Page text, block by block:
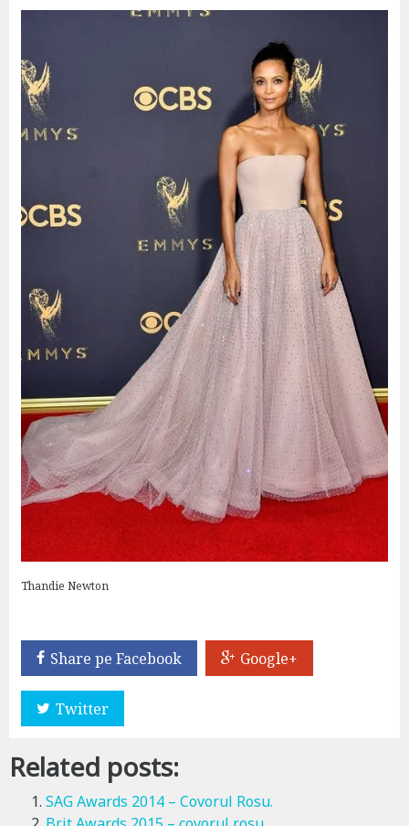
Thandie Newton
Share pe Facebook Google+
Twitter
Related posts:
SAG Awards 2014 – Covorul Rosu.